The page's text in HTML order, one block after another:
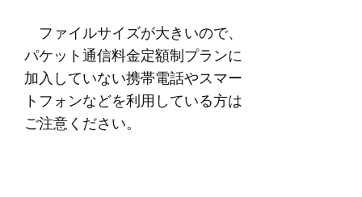
ファイルサイズが大きいので、
パケット通信料金定額制プランに
加入していない携帯電話やスマー
トフォンなどを利用している方は
ご注意ください。